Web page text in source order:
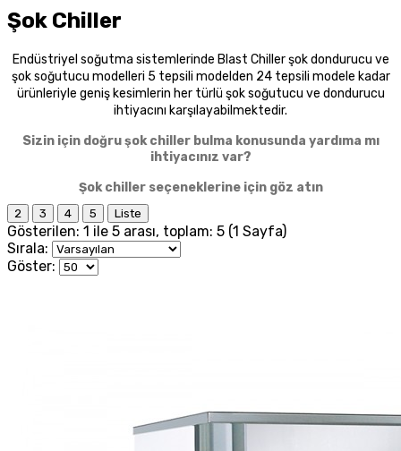
Şok Chiller
Endüstriyel soğutma sistemlerinde Blast Chiller şok dondurucu ve
şok soğutucu modelleri 5 tepsili modelden 24 tepsili modele kadar
ürünleriyle geniş kesimlerin her türlü şok soğutucu ve dondurucu
ihtiyacını karşılayabilmektedir.
Sizin için doğru şok chiller bulma konusunda yardıma mı
ihtiyacınız var?
Şok chiller seçeneklerine için göz atın
2 3 4 5 Liste
Gösterilen: 1 ile 5 arası, toplam: 5 (1 Sayfa)
Sırala:
Göster: